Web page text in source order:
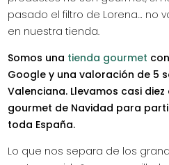
pasado el filtro de Lorena… no
en nuestra tienda.
Somos una tienda gourmet
Google y una valoración de 5
Valenciana. Llevamos casi
gourmet de Navidad para
toda España.
Lo que nos separa de los